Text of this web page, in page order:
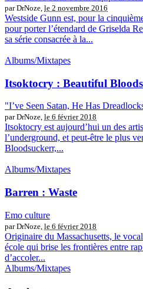
par DrNoze, le 2 novembre 2016
Westside Gunn est, pour la
pour porter l’étendard de Griselda
sa série consacrée à la...
Albums/Mixtapes
Itsoktocry : Beautiful
"I’ve Seen Satan, He Has
par DrNoze, le 6 février 2018
Itsoktocry est aujourd’hui un des
l’underground, et peut-être le plus
Bloodsuckerr,...
Albums/Mixtapes
Barren : Waste
Emo culture
par DrNoze, le 6 février 2018
Originaire du Massachusetts, le
école qui brise les frontières entre
d’accoler...
Albums/Mixtapes